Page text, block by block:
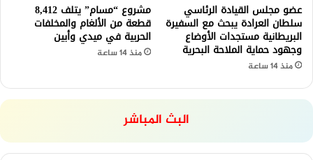
عضو مجلس القيادة الرئاسي
سلطان العرادة يبحث مع السفيرة
البريطانية مستجدات الأوضاع
وجهود حماية الملاحة البحرية
منذ 14 ساعة
مشروع “مسام” يتلف 8,412
قطعة من الألغام والمخلفات
الحربية في ميدي وأبين
منذ 14 ساعة
البث المباشر